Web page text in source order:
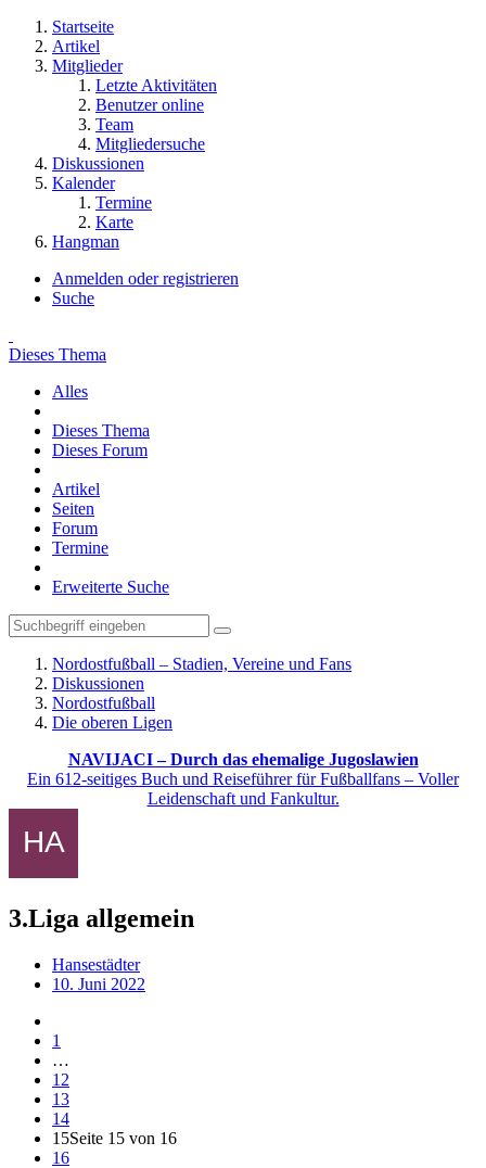
Startseite
Artikel
Mitglieder
Letzte Aktivitäten
Benutzer online
Team
Mitgliedersuche
Diskussionen
Kalender
Termine
Karte
Hangman
Anmelden oder registrieren
Suche
Dieses Thema
Alles
Dieses Thema
Dieses Forum
Artikel
Seiten
Forum
Termine
Erweiterte Suche
Nordostfußball – Stadien, Vereine und Fans
Diskussionen
Nordostfußball
Die oberen Ligen
NAVIJACI – Durch das ehemalige Jugoslawien
Ein 612-seitiges Buch und Reiseführer für Fußballfans – Voller
Leidenschaft und Fankultur.
3.Liga allgemein
Hansestädter
10. Juni 2022
1
…
12
13
14
15Seite 15 von 16
16